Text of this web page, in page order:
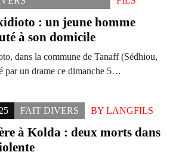
: un jeune homme
à son domicile
dans la commune de Tanaff (Sédhiou,
par un drame ce dimanche 5…
FAIT DIVERS BY LANGFILS
à Kolda : deux morts dans